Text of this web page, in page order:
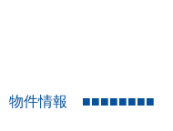
物件情報 ■■■■■■■■